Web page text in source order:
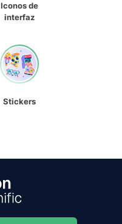
Iconos de
interfaz
Stickers